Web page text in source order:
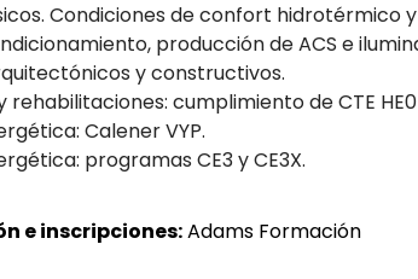
Condiciones de confort hidrotérmico
producción de ACS e
y constructivos.
rehabilitaciones: cumplimiento de CTE HE0
Calener VYP.
programas CE3 y CE3X.
e inscripciones:Adams Formación